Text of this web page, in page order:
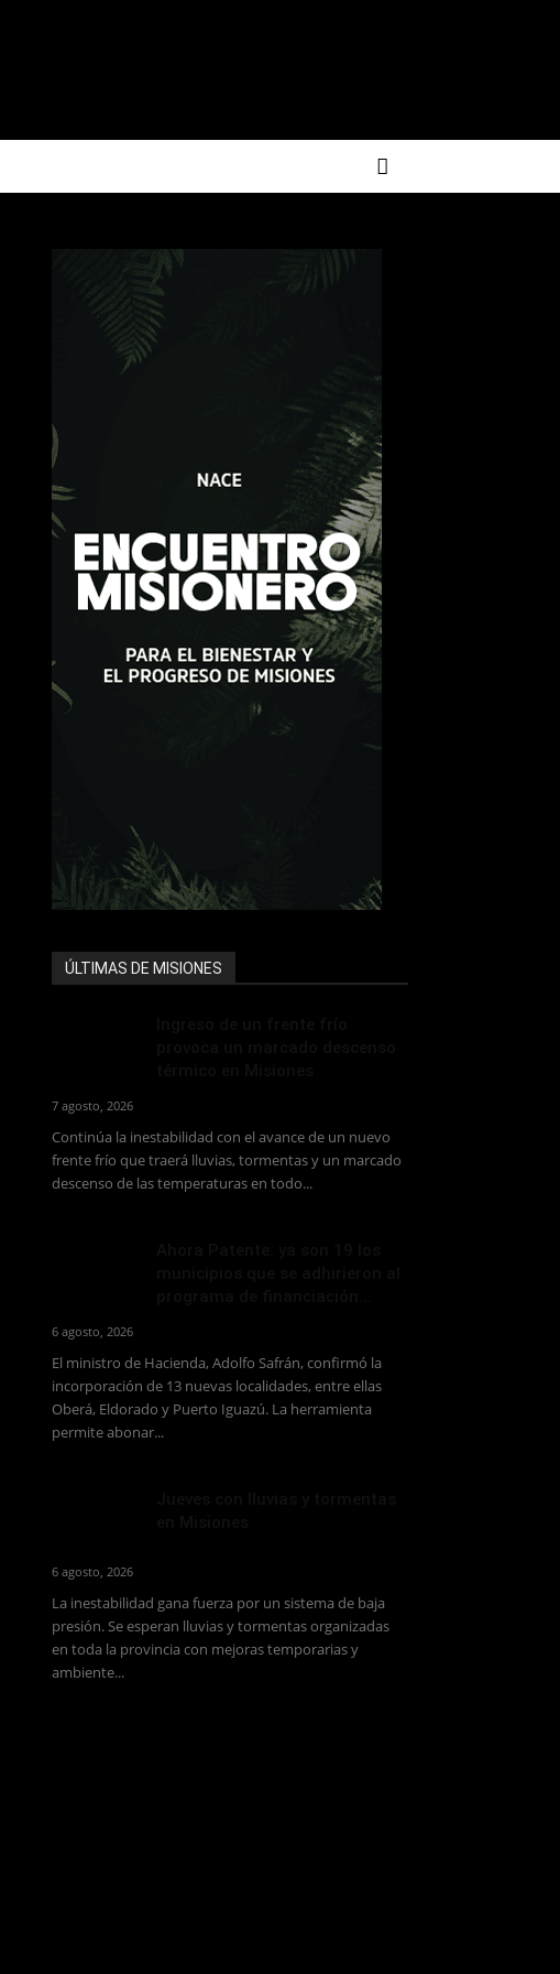
ÚLTIMAS DE MISIONES
7 agosto, 2026
Continúa la inestabilidad con el avance de un nuevo
frente frío que traerá lluvias, tormentas y un marcado
descenso de las temperaturas en todo...
6 agosto, 2026
El ministro de Hacienda, Adolfo Safrán, confirmó la
incorporación de 13 nuevas localidades, entre ellas
Oberá, Eldorado y Puerto Iguazú. La herramienta
permite abonar...
6 agosto, 2026
La inestabilidad gana fuerza por un sistema de baja
presión. Se esperan lluvias y tormentas organizadas
en toda la provincia con mejoras temporarias y
ambiente...